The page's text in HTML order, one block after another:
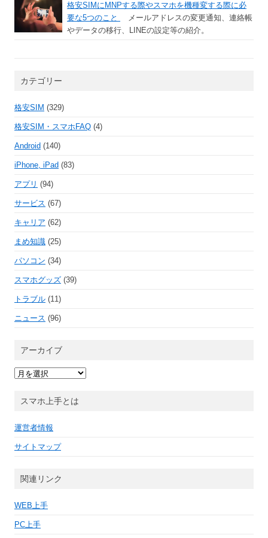
格安SIMにMNPする際やスマホを機種変する際に必
要な5つのこと
メールアドレスの変更通知、連絡帳
やデータの移行、LINEの設定等の紹介。
カテゴリー
格安SIM (329)
格安SIM・スマホFAQ (4)
Android (140)
iPhone, iPad (83)
アプリ (94)
サービス (67)
キャリア (62)
まめ知識 (25)
パソコン (34)
スマホグッズ (39)
トラブル (11)
ニュース (96)
アーカイブ
ア
ー
ブスマホ上手とは
運営者情報
サイトマップ
関連リンク
WEB上手
PC上手